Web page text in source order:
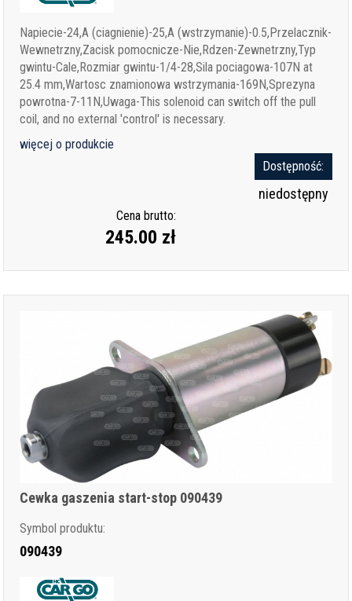
Napiecie-24,A (ciagnienie)-25,A (wstrzymanie)-0.5,Przelacznik-
Wewnetrzny,Zacisk pomocnicze-Nie,Rdzen-Zewnetrzny,Typ
gwintu-Cale,Rozmiar gwintu-1/4-28,Sila pociagowa-107N at
25.4 mm,Wartosc znamionowa wstrzymania-169N,Sprezyna
powrotna-7-11N,Uwaga-This solenoid can switch off the pull
coil, and no external 'control' is necessary.
więcej o produkcie
Dostępność:
niedostępny
Cena brutto:
245.00 zł
Cewka gaszenia start-stop 090439
Symbol produktu:
090439